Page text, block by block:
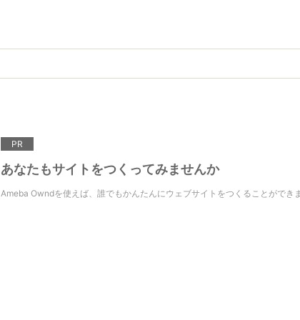
PR
あなたもサイトをつくってみませんか
Ameba Owndを使えば、誰でもかんたんにウェブサイトをつくることができ